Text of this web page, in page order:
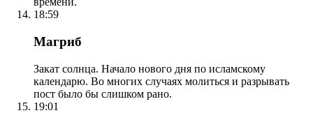
18:59
Магриб
Закат солнца. Начало нового дня по исламскому
календарю. Во многих случаях молиться и разрывать
пост было бы слишком рано.
19:01